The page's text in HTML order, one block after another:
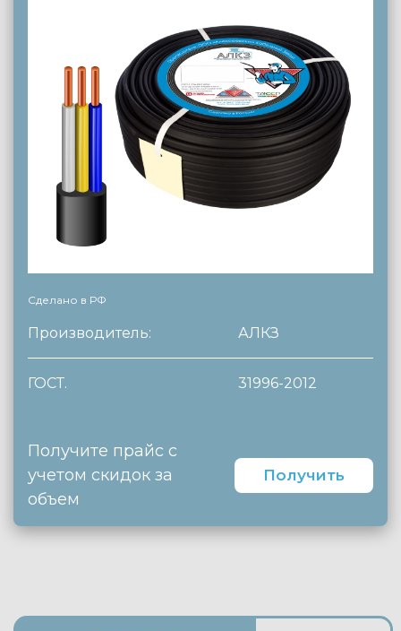
Сделано в РФ
Производитель: АЛКЗ
ГОСТ. 31996-2012
Получите прайс с
учетом скидок за
объем
Получить